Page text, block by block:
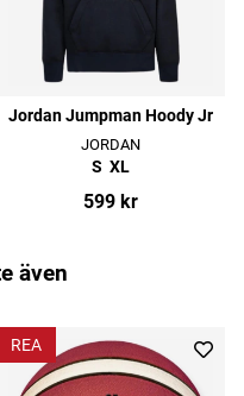
Jordan Jumpman Hoody Jr
JORDAN
S XL
599 kr
även
REA